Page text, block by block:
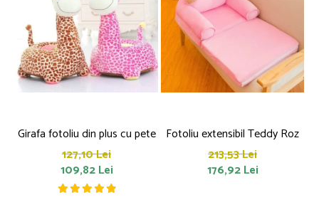
Girafa fotoliu din plus cu pete
127,10 Lei
109,82 Lei
Fotoliu extensibil Teddy Roz
213,53 Lei
176,92 Lei